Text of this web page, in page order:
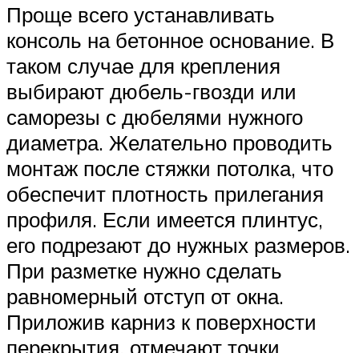
Проще всего устанавливать
консоль на бетонное основание. В
таком случае для крепления
выбирают дюбель-гвозди или
саморезы с дюбелями нужного
диаметра. Желательно проводить
монтаж после стяжки потолка, что
обеспечит плотность прилегания
профиля. Если имеется плинтус,
его подрезают до нужных размеров.
При разметке нужно сделать
равномерный отступ от окна.
Приложив карниз к поверхности
перекрытия, отмечают точки